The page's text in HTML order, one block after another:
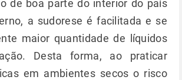
de boa parte do interior do país
a sudorese é facilitada e se
maior quantidade de líquidos
Desta forma, ao praticar
em ambientes secos o risco